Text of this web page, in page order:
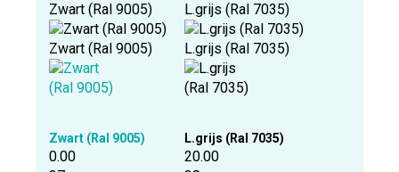
Zwart (Ral 9005)
Zwart (Ral 9005)
Zwart (Ral 9005)
L.grijs (Ral 7035)
L.grijs (Ral 7035)
L.grijs (Ral 7035)
0.00
20.00